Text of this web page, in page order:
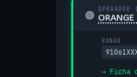
🟢
RANGO
→ Ficha